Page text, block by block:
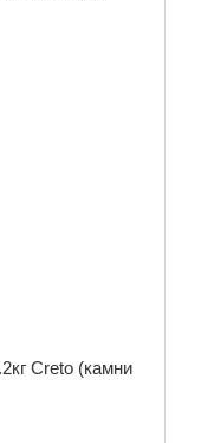
Creto (камни